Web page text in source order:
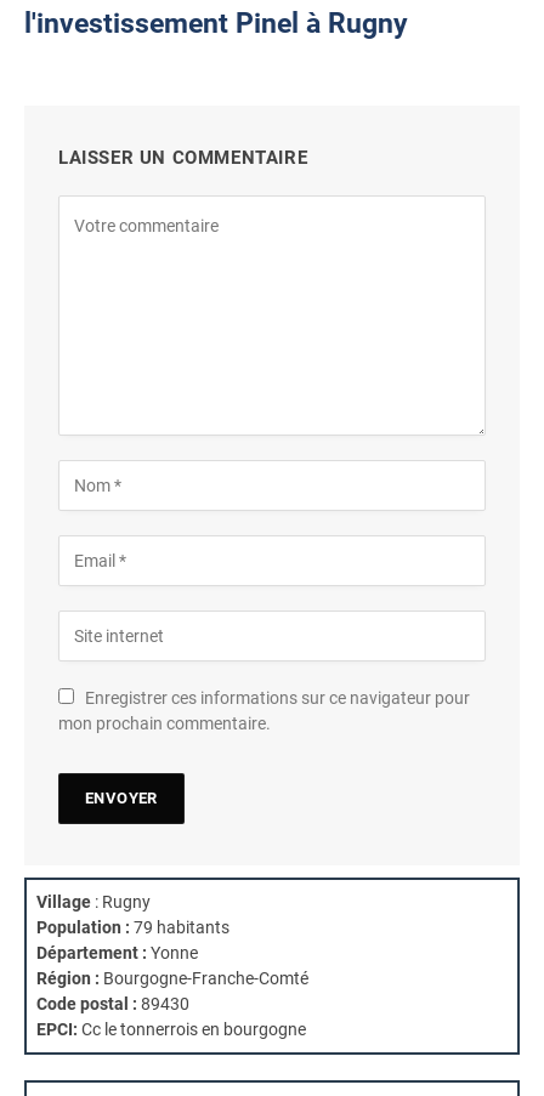
l'investissement Pinel à Rugny
LAISSER UN COMMENTAIRE
Enregistrer ces informations sur ce navigateur pour
mon prochain commentaire.
Village : Rugny
Population : 79 habitants
Département : Yonne
Région : Bourgogne-Franche-Comté
Code postal : 89430
EPCI: Cc le tonnerrois en bourgogne